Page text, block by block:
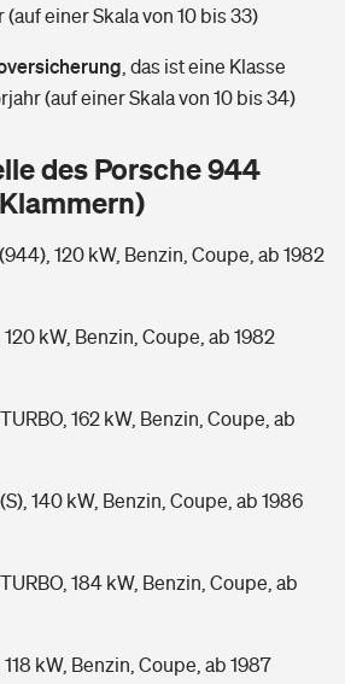
gefährdet ist Ihr Haus?
Versicherer finden
Sicherheit für deine Kids
Versicherer finden
Geld bekomme ich im Alter?
einer Skala von 10 bis 33)
das ist eine Klasse
(auf einer Skala von 10 bis 34)
des Porsche 944
120 kW, Benzin, Coupe, ab 1982
kW, Benzin, Coupe, ab 1982
162 kW, Benzin, Coupe, ab
140 kW, Benzin, Coupe, ab 1986
184 kW, Benzin, Coupe, ab
kW, Benzin, Coupe, ab 1987